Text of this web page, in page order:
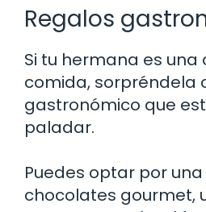
Regalos
Si tu hermana es
comida, sorpréndela
gastronómico que
paladar.
Puedes optar por
chocolates gourmet,